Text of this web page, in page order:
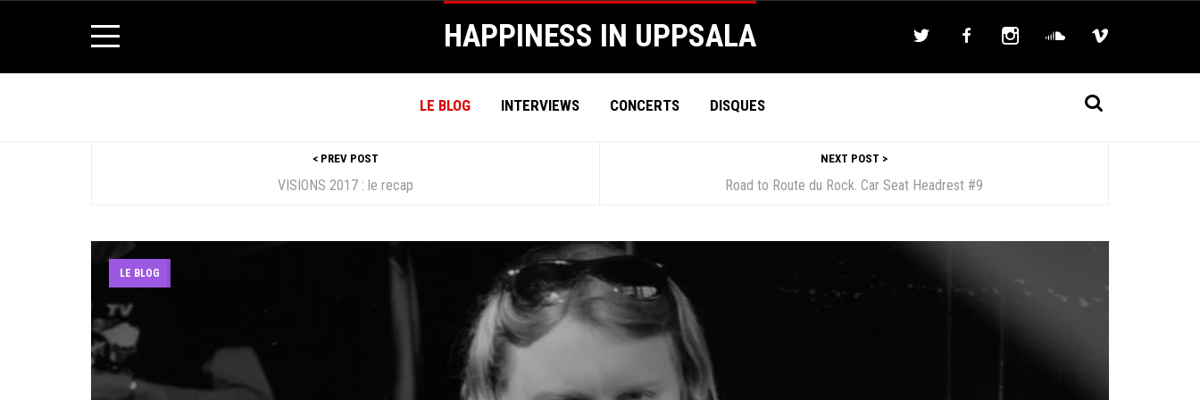
HAPPINESS IN UPPSALA
LE BLOG INTERVIEWS CONCERTS DISQUES
< PREV POST
VISIONS 2017 : le recap
NEXT POST >
Road to Route du Rock. Car Seat Headrest #9
LE BLOG